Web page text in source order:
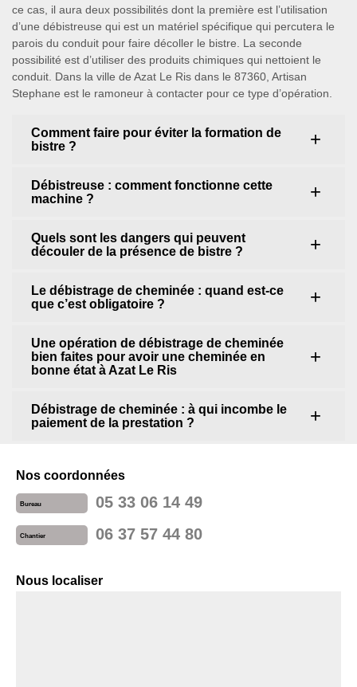
ce cas, il aura deux possibilités dont la première est l’utilisation
d’une débistreuse qui est un matériel spécifique qui percutera le
parois du conduit pour faire décoller le bistre. La seconde
possibilité est d’utiliser des produits chimiques qui nettoient le
conduit. Dans la ville de Azat Le Ris dans le 87360, Artisan
Stephane est le ramoneur à contacter pour ce type d’opération.
Comment faire pour éviter la formation de
bistre ?
Débistreuse : comment fonctionne cette
machine ?
Quels sont les dangers qui peuvent
découler de la présence de bistre ?
Le débistrage de cheminée : quand est-ce
que c’est obligatoire ?
Une opération de débistrage de cheminée
bien faites pour avoir une cheminée en
bonne état à Azat Le Ris
Débistrage de cheminée : à qui incombe le
paiement de la prestation ?
Nos coordonnées
Bureau 05 33 06 14 49
Chantier 06 37 57 44 80
Nous localiser